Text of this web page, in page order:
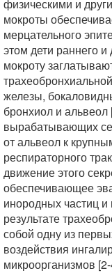
физическими и
мокроты
мерцательного
этом дети раннего
мокроту
железы,
бронхиол и альвеол
вырабатывающих
от альвеол к
респираторного
движение этого
обеспечивающее
инородных частиц и
результате
собой одну из
воздействия
микроорганизмов